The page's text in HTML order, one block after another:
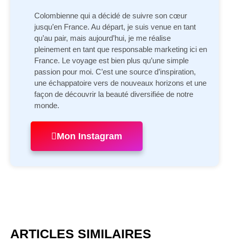
Colombienne qui a décidé de suivre son cœur
jusqu’en France. Au départ, je suis venue en tant
qu’au pair, mais aujourd’hui, je me réalise
pleinement en tant que responsable marketing ici en
France. Le voyage est bien plus qu’une simple
passion pour moi. C’est une source d’inspiration,
une échappatoire vers de nouveaux horizons et une
façon de découvrir la beauté diversifiée de notre
monde.
Mon Instagram
ARTICLES SIMILAIRES